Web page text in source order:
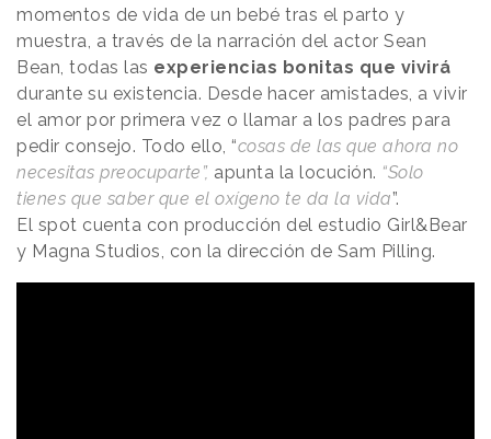
momentos de vida de un bebé tras el parto y
muestra, a través de la narración del actor Sean
Bean, todas las experiencias bonitas que vivirá
durante su existencia. Desde hacer amistades, a vivir
el amor por primera vez o llamar a los padres para
pedir consejo. Todo ello, “cosas de las que ahora no
necesitas preocuparte”, apunta la locución. “Solo
tienes que saber que el oxígeno te da la vida”.
El spot cuenta con producción del estudio Girl&Bear
y Magna Studios, con la dirección de Sam Pilling.